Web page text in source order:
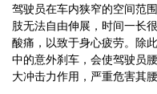
驾驶员在车内狭窄的空间范
肢无法自由伸展，时间一长
酸痛，以致于身心疲劳。除
中的意外刹车，会使驾驶员
大冲击力作用，严重危害其